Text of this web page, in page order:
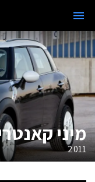
מיני
2011